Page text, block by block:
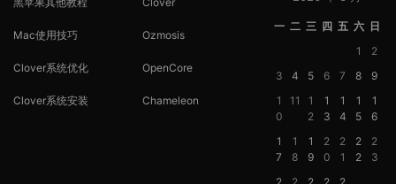
Mac使用技巧
Clover系统优化
Clover系统安装
Ozmosis
OpenCore
Chameleon
一 二 三 四 五 六 日
1
2
3
4 5 6 7 8
9
1
0
11
1
2
1
3
1
4
1
5
1
6
1
7
1
8
1
9
2
0
2
1
2
2
2
3